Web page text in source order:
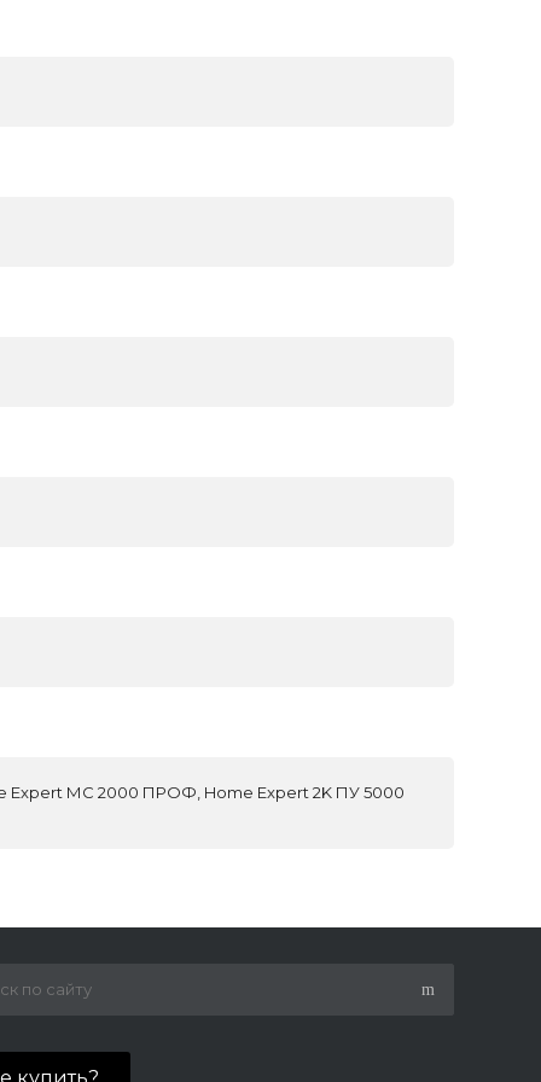
Expert МС 2000 ПРОФ, Home Expert 2K ПУ 5000